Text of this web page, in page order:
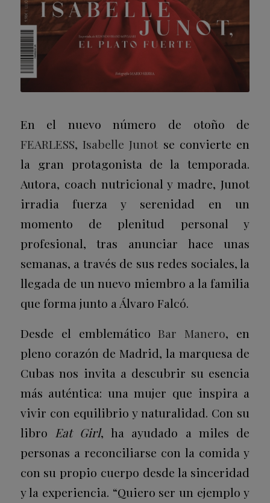
En el nuevo número de otoño de
FEARLESS, Isabelle Junot se convierte en
la gran protagonista de la temporada.
Autora, coach nutricional y madre, Junot
irradia fuerza y serenidad en un
momento de plenitud personal y
profesional, tras anunciar hace unas
semanas, a través de sus redes sociales, la
llegada de un nuevo miembro a la familia
que forma junto a Álvaro Falcó.
Desde el emblemático Bar Manero, en
pleno corazón de Madrid, la marquesa de
Cubas nos invita a descubrir su esencia
más auténtica: una mujer que inspira a
vivir con equilibrio y naturalidad. Con su
libro Eat Girl, ha ayudado a miles de
personas a reconciliarse con la comida y
con su propio cuerpo desde la sinceridad
y la experiencia. “Quiero ser un ejemplo y